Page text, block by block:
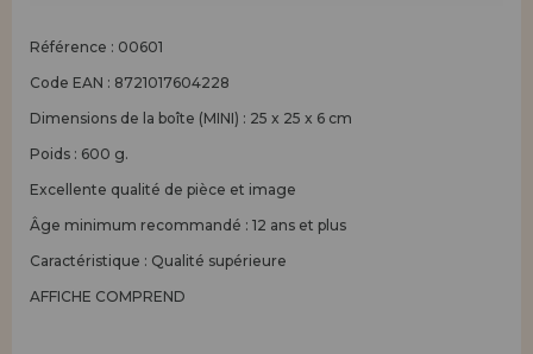
Référence : 00601
Code EAN : 8721017604228
Dimensions de la boîte (MINI) : 25 x 25 x 6 cm
Poids : 600 g.
Excellente qualité de pièce et image
Âge minimum recommandé : 12 ans et plus
Caractéristique : Qualité supérieure
AFFICHE COMPREND